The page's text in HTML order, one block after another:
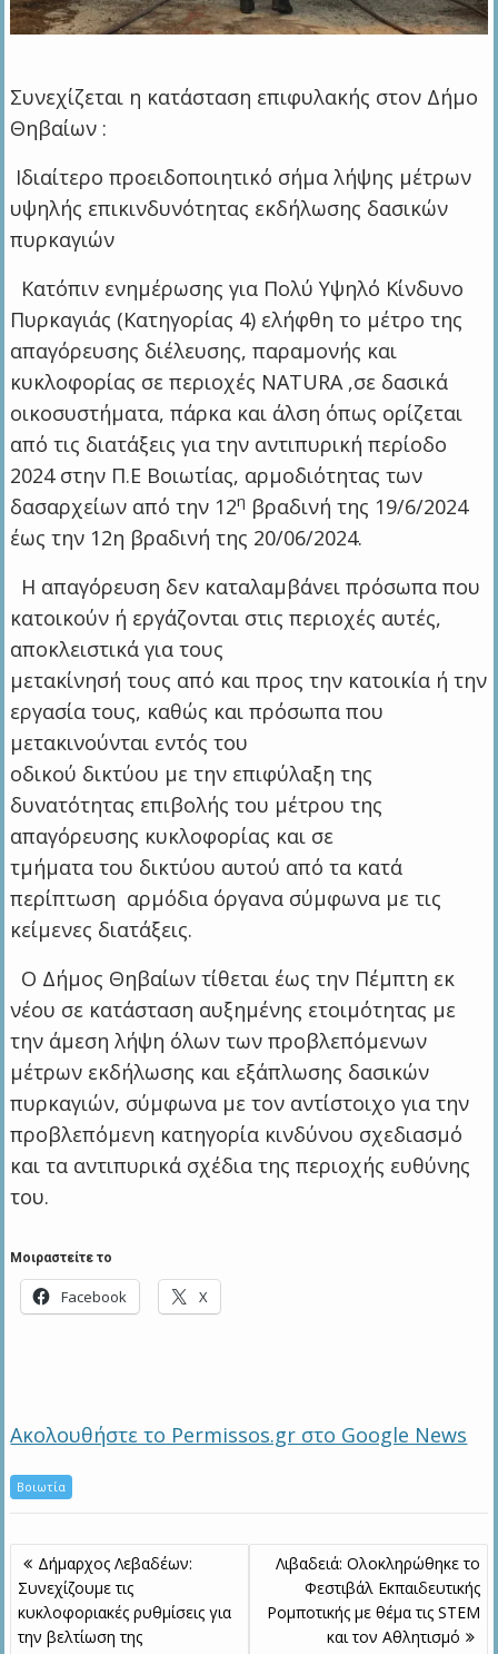
Συνεχίζεται η κατάσταση επιφυλακής στον Δήμο
Θηβαίων :
Ιδιαίτερο προειδοποιητικό σήμα λήψης μέτρων
υψηλής επικινδυνότητας εκδήλωσης δασικών
πυρκαγιών
Κατόπιν ενημέρωσης για Πολύ Υψηλό Κίνδυνο
Πυρκαγιάς (Κατηγορίας 4) ελήφθη το μέτρο της
απαγόρευσης διέλευσης, παραμονής και
κυκλοφορίας σε περιοχές NATURA ,σε δασικά
οικοσυστήματα, πάρκα και άλση όπως ορίζεται
από τις διατάξεις για την αντιπυρική περίοδο
2024 στην Π.Ε Βοιωτίας, αρμοδιότητας των
δασαρχείων από την 12η βραδινή της 19/6/2024
έως την 12η βραδινή της 20/06/2024.
Η απαγόρευση δεν καταλαμβάνει πρόσωπα που
κατοικούν ή εργάζονται στις περιοχές αυτές,
αποκλειστικά για τους
μετακίνησή τους από και προς την κατοικία ή την
εργασία τους, καθώς και πρόσωπα που
μετακινούνται εντός του
οδικού δικτύου με την επιφύλαξη της
δυνατότητας επιβολής του μέτρου της
απαγόρευσης κυκλοφορίας και σε
τμήματα του δικτύου αυτού από τα κατά
περίπτωση αρμόδια όργανα σύμφωνα με τις
κείμενες διατάξεις.
Ο Δήμος Θηβαίων τίθεται έως την Πέμπτη εκ
νέου σε κατάσταση αυξημένης ετοιμότητας με
την άμεση λήψη όλων των προβλεπόμενων
μέτρων εκδήλωσης και εξάπλωσης δασικών
πυρκαγιών, σύμφωνα με τον αντίστοιχο για την
προβλεπόμενη κατηγορία κινδύνου σχεδιασμό
και τα αντιπυρικά σχέδια της περιοχής ευθύνης
του.
Μοιραστείτε το
Facebook X
Ακολουθήστε το Permissos.gr στο Google News
Βοιωτία
Πλοήγηση
άρθρων
Δήμαρχος Λεβαδέων:
Συνεχίζουμε τις
κυκλοφοριακές ρυθμίσεις για
την βελτίωση της
Λιβαδειά: Ολοκληρώθηκε το
Φεστιβάλ Εκπαιδευτικής
Ρομποτικής με θέμα τις STEM
και τον Αθλητισμό